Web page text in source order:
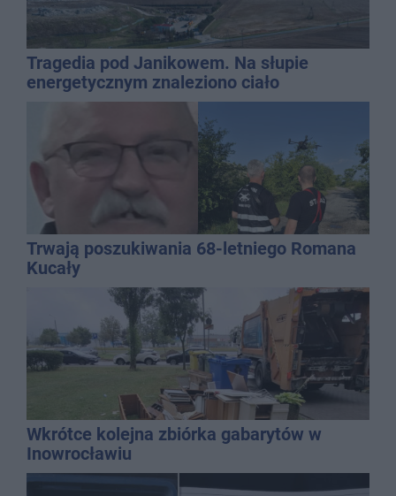
Tragedia pod Janikowem. Na słupie
energetycznym znaleziono ciało
mężczyzny
Trwają poszukiwania 68-letniego Romana
Kucały
Wkrótce kolejna zbiórka gabarytów w
Inowrocławiu